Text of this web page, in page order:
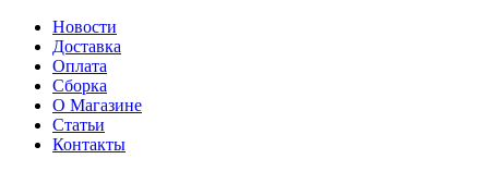
Новости
Доставка
Оплата
Сборка
О Магазине
Статьи
Контакты